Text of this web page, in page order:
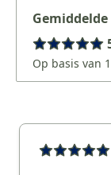
Gemiddelde
Op basis van